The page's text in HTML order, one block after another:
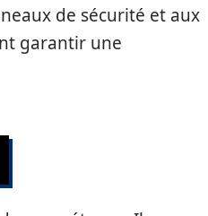
de sécurité et aux
garantir une